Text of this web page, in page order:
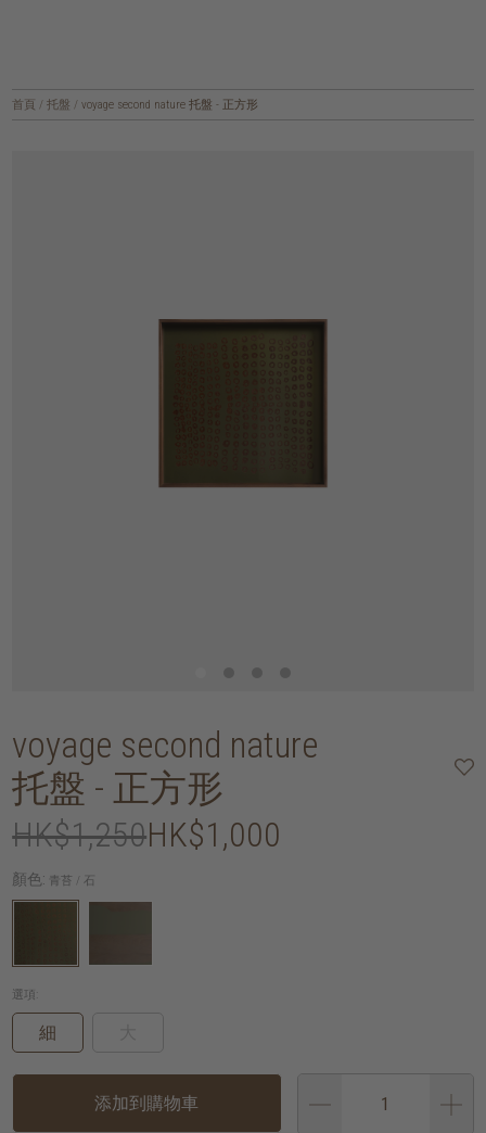
首頁 / 托盤 / voyage second nature 托盤 - 正方形
voyage second nature
托盤 - 正方形
HK$1,250HK$1,000
顏色: 青苔 / 石
選項:
細
添加到購物車